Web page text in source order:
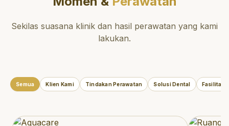
dan berkualitas!
Sekilas suasana klinik dan hasil perawatan yang kami
lakukan.
Semua Klien Kami Tindakan Perawatan Solusi Dental Fasilitas